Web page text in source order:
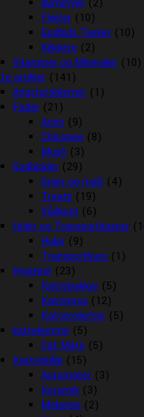
dummyer (2)
Fløjter (10)
Godbids Tasker (10)
Klikkere (2)
Vitaminer og Mineraler (10)
artikler (141)
Angstproblemer (1)
Foder (21)
Arion (9)
Chicopee (8)
Mush (3)
Godbidder (29)
Græs og malt (4)
Treats (19)
Vådkost (6)
Huler og Transportkasser
Huler (9)
Transportbure (1)
Hygiejne (23)
Kattebakker (5)
Kattegrus (12)
Kattetoiletter (5)
kattelemme (5)
Cat Mate (5)
Katteskåle (15)
Automater (3)
Keramik (3)
Melamin (2)